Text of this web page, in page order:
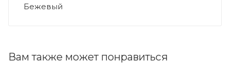
Бежевый
Вам также может понравиться